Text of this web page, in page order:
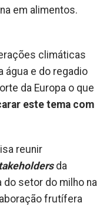
em alimentos.
climáticas
água e do regadio
da Europa o que
este tema com
reunir
da
do setor do milho na
frutífera